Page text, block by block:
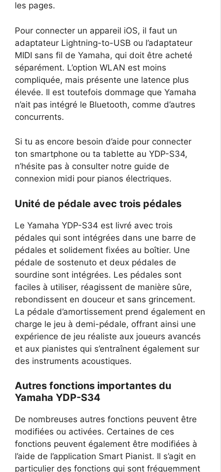
les pages.
Pour connecter un appareil iOS, il faut un
adaptateur Lightning-to-USB ou l’adaptateur
MIDI sans fil de Yamaha, qui doit être acheté
séparément. L’option WLAN est moins
compliquée, mais présente une latence plus
élevée. Il est toutefois dommage que Yamaha
n’ait pas intégré le Bluetooth, comme d’autres
concurrents.
Si tu as encore besoin d’aide pour connecter
ton smartphone ou ta tablette au YDP-S34,
n’hésite pas à consulter notre guide de
connexion midi pour pianos électriques.
Unité de pédale avec trois pédales
Le Yamaha YDP-S34 est livré avec trois
pédales qui sont intégrées dans une barre de
pédales et solidement fixées au boîtier. Une
pédale de sostenuto et deux pédales de
sourdine sont intégrées. Les pédales sont
faciles à utiliser, réagissent de manière sûre,
rebondissent en douceur et sans grincement.
La pédale d’amortissement prend également en
charge le jeu à demi-pédale, offrant ainsi une
expérience de jeu réaliste aux joueurs avancés
et aux pianistes qui s’entraînent également sur
des instruments acoustiques.
Autres fonctions importantes du
Yamaha YDP-S34
De nombreuses autres fonctions peuvent être
modifiées ou activées. Certaines de ces
fonctions peuvent également être modifiées à
l’aide de l’application Smart Pianist. Il s’agit en
particulier des fonctions qui sont fréquemment